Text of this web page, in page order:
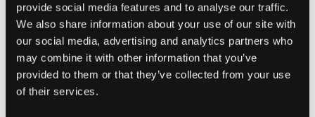
provide social media features and to analyse our traffic.
We also share information about your use of our site with
our social media, advertising and analytics partners who
may combine it with other information that you’ve
provided to them or that they’ve collected from your use
of their services.
STØRRELSESTABELL
VELG EN STØRRELSE
Rask levering